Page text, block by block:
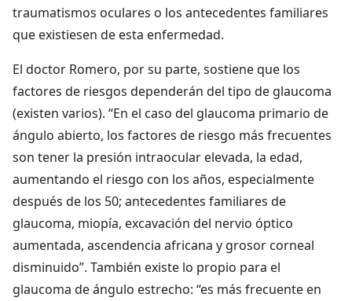
traumatismos oculares o los antecedentes familiares
que existiesen de esta enfermedad.
El doctor Romero, por su parte, sostiene que los
factores de riesgos dependerán del tipo de glaucoma
(existen varios). “En el caso del glaucoma primario de
ángulo abierto, los factores de riesgo más frecuentes
son tener la presión intraocular elevada, la edad,
aumentando el riesgo con los años, especialmente
después de los 50; antecedentes familiares de
glaucoma, miopía, excavación del nervio óptico
aumentada, ascendencia africana y grosor corneal
disminuido”. También existe lo propio para el
glaucoma de ángulo estrecho: “es más frecuente en